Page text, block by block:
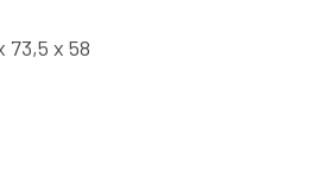
73,5 x 58